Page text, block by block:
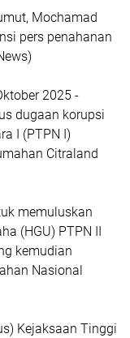
Mochamad
pers penahanan
2025 -
dugaan korupsi
I (PTPN I)
Citraland
memuluskan
(HGU) PTPN II
kemudian
Nasional
Kejaksaan Tinggi